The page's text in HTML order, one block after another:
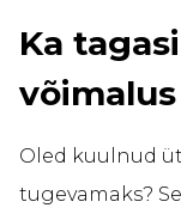
Ka
võimalus
Oled kuulnud
tugevamaks?